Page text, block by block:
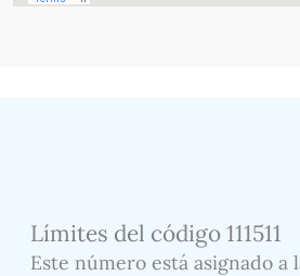
Límites del código 111511
Este número está asignado a